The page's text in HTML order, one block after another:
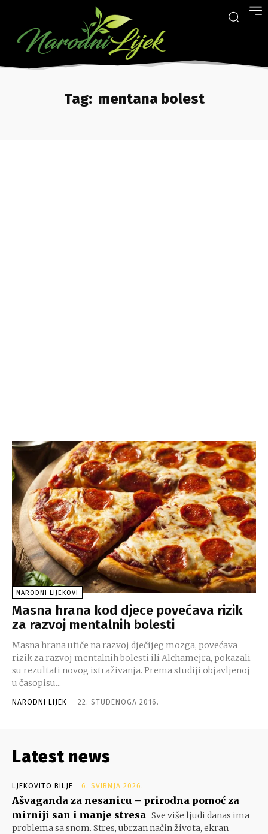
Tag: mentana bolest
NARODNI LIJEKOVI
Masna hrana kod djece povećava rizik
za razvoj mentalnih bolesti
Masna hrana utiče na razvoj dječijeg mozga, povećava
rizik za razvoj mentalnih bolesti ili Alchamejra, pokazali
su rezultati novog istraživanja. Prema studiji objavljenoj
u časopisu...
NARODNI LIJEK - 22. STUDENOGA 2016.
Latest news
LJEKOVITO BILJE 6. SVIBNJA 2026.
Ašvaganda za nesanicu – prirodna pomoć za
mirniji san i manje stresa Sve više ljudi danas ima
problema sa snom. Stres, ubrzan način života, ekran